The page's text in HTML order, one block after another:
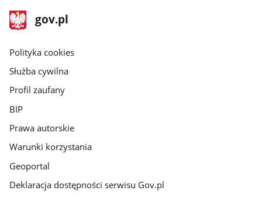
stopka
gov.pl
Strona
gov.pl
gov.pl
Polityka cookies
Służba cywilna
Profil zaufany
BIP
Prawa autorskie
Warunki korzystania
Geoportal
Deklaracja dostępności serwisu Gov.pl